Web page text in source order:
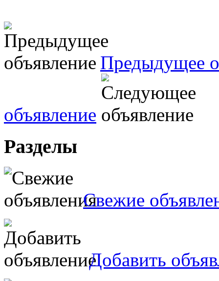
Предыдущее
объявление
Разделы
Свежие
Добавить